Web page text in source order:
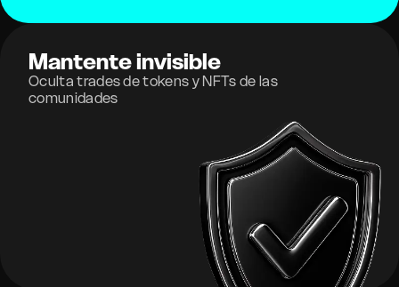
Mantente invisible
Oculta trades de tokens y NFTs de las
comunidades